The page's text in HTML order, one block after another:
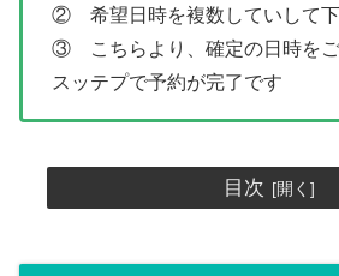
② 希望日時を複数していして
③ こちらより、確定の日時を
スッテプで予約が完了です
目次